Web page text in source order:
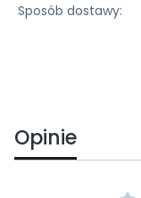
Sposób dostawy:
Opinie